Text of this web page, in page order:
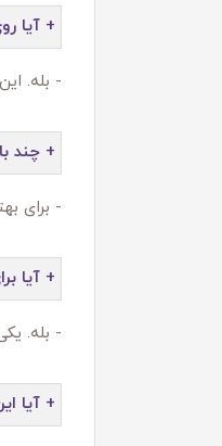
+ آیا
- بله.
+ چند
- برای بهترین اثرگذاری، ۲ تا ۳ بار در
+ آیا
- بله.
+ آیا